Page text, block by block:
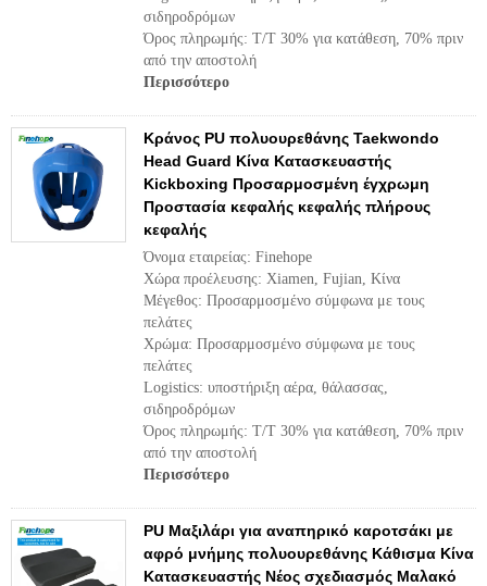
σιδηροδρόμων
Όρος πληρωμής: T/T 30% για κατάθεση, 70% πριν
από την αποστολή
Περισσότερο
Κράνος PU πολυουρεθάνης Taekwondo
Head Guard Κίνα Κατασκευαστής
Kickboxing Προσαρμοσμένη έγχρωμη
Προστασία κεφαλής κεφαλής πλήρους
κεφαλής
Όνομα εταιρείας: Finehope
Χώρα προέλευσης: Xiamen, Fujian, Κίνα
Μέγεθος: Προσαρμοσμένο σύμφωνα με τους
πελάτες
Χρώμα: Προσαρμοσμένο σύμφωνα με τους
πελάτες
Logistics: υποστήριξη αέρα, θάλασσας,
σιδηροδρόμων
Όρος πληρωμής: T/T 30% για κατάθεση, 70% πριν
από την αποστολή
Περισσότερο
PU Μαξιλάρι για αναπηρικό καροτσάκι με
αφρό μνήμης πολυουρεθάνης Κάθισμα Κίνα
Κατασκευαστής Νέος σχεδιασμός Μαλακό